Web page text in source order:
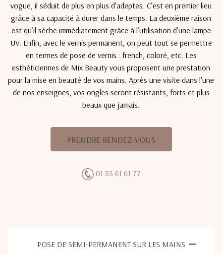
vogue, il séduit de plus en plus d’adeptes. C’est en premier lieu
grâce à sa capacité à durer dans le temps. La deuxième raison
est qu’il sèche immédiatement grâce à l’utilisation d’une lampe
UV. Enfin, avec le vernis permanent, on peut tout se permettre
en termes de pose de vernis : french, coloré, etc. Les
esthéticiennes de Mix Beauty vous proposent une prestation
pour la mise en beauté de vos mains. Après une visite dans l'une
de nos enseignes, vos ongles seront résistants, forts et plus
beaux que jamais.
PRENDRE RENDEZ-VOUS
01 83 61 61 77
POSE DE SEMI-PERMANENT SUR LES MAINS